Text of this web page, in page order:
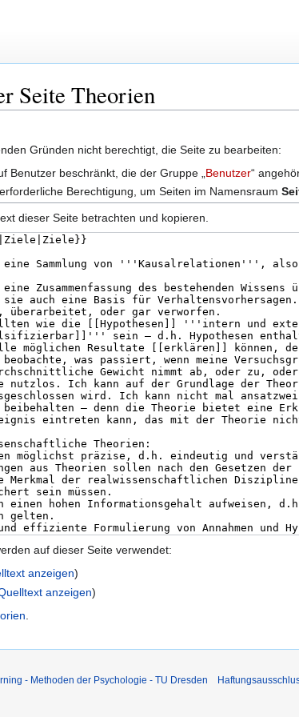
Seite Theorien
Gründen nicht berechtigt, die Seite zu bearbeiten:
Benutzer beschränkt, die der Gruppe „ Benutzer“
Berechtigung, um Seiten im Namensraum
dieser Seite betrachten und kopieren.
auf dieser Seite verwendet:
anzeigen)
anzeigen)
- Methoden der Psychologie - TU Dresden